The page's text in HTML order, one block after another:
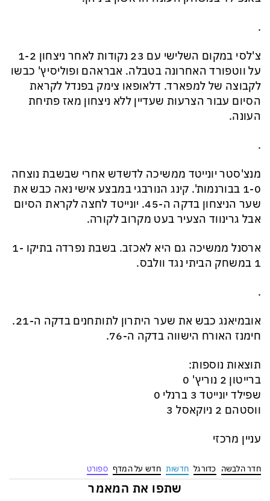
.
צ'לסי במקום השלישי עם 23 נקודות לאחר ניצחון 1-2
על ווטפורד האחרונה בטבלה. אבראהם ופוליסיץ' כבשו
לקבוצה של למפארד. דלאופאו צימק בפנדל לקראת
הסיום עבור הצרעות שעדיין ללא ניצחון מאז פתיחת
העונה.
.
מנצ'סטר יונייטד ממשיכה לדשדש אחרי שבשבת נוצחה
1-0 בבורנמות'. קינג הנורבגי במבצע אישי נאה כבש את
שער הניצחון בדקה ה-45. יונייטד לחצה לקראת הסיום
אבל גרינווד הצעיר בעט מקרוב לקורה.
ארסנל ממשיכה גם היא לאכזב. בשבת נפרדה בתיקו 1-
1 במשחק הביתי נגד וולבס.
.
אובמיאנג כבש את שער היתרון לתותחנים בדקה ה-21.
חימנז האורח הישווה בדקה ה-76.
תוצאות נוספות:
ברייטון 2 נוריץ' 0
שפילד יונייטד 3 ברנלי 0
ווסטהם 2 ניוקאסל 3
עניין מרכזי
חדר הלבשה כדורגל חדשות חדש על המדף ספורט
שתפו את המאמר